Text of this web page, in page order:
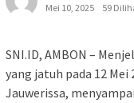
Mei 10, 2025
59
SNI.ID, AMBON –
yang jatuh pada 12 Mei
Jauwerissa,